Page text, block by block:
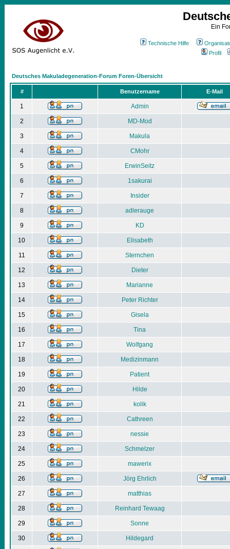
Ein
Technische Hilfe
Profil
Deutsches Makuladegeneration-Forum Foren-Übersicht
# Benutzername E-Mail
1 Admin
2 MD-Mod
3 Makula
4 CMohr
5 ErwinSeitz
6 1sakurai
7 Insider
8 adlerauge
9 KD
10 Elisabeth
11 Sternchen
12 Dieter
13 Marianne
14 Peter Richter
15 Gisela
16 Tina
17 Wolfgang
18 Medizinmann
19 Patient
20 Hilde
21 kolik
22 Cathreen
23 nessie
24 Schmelzer
25 mawerix
26 Jörg Ehrlich
27 matthias
28 Reinhard Tewaag
29 Sonne
30 Hildegard